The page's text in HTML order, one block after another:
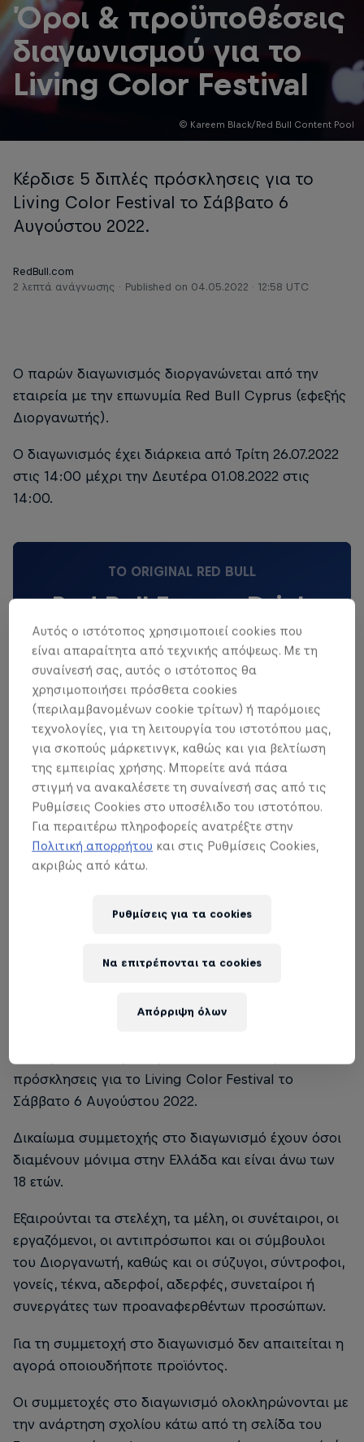
© Kareem Black/Red Bull Content Pool
Όροι & προϋποθέσεις
διαγωνισμού για το
Living Color Festival
Κέρδισε 5 διπλές πρόσκλησεις για το
Living Color Festival το Σάββατο 6
Αυγούστου 2022.
RedBull.com
2 λεπτά ανάγνωσης
Published on 04.05.2022 · 12:58 UTC
Ο παρών διαγωνισμός διοργανώνεται από την
εταιρεία με την επωνυμία Red Bull Cyprus (εφεξής
Διοργανωτής).
Ο διαγωνισμός έχει διάρκεια από Τρίτη 26.07.2022
στις 14:00 μέχρι την Δευτέρα 01.08.2022 στις
14:00.
TO ORIGINAL RED BULL
Red Bull Energy Drink
Δες περισσότερα
πρόσκλησεις για το Living Color Festival το
Σάββατο 6 Αυγούστου 2022.
Δικαίωμα συμμετοχής στο διαγωνισμό έχουν όσοι
διαμένουν μόνιμα στην Ελλάδα και είναι άνω των
18 ετών.
Εξαιρούνται τα στελέχη, τα μέλη, οι συνέταιροι, οι
εργαζόμενοι, οι αντιπρόσωποι και οι σύμβουλοι
του Διοργανωτή, καθώς και οι σύζυγοι, σύντροφοι,
γονείς, τέκνα, αδερφοί, αδερφές, συνεταίροι ή
συνεργάτες των προαναφερθέντων προσώπων.
Για τη συμμετοχή στο διαγωνισμό δεν απαιτείται η
αγορά οποιουδήποτε προϊόντος.
Οι συμμετοχές στο διαγωνισμό ολοκληρώνονται με
την ανάρτηση σχολίου κάτω από τη σελίδα του
Αυτός ο ιστότοπος χρησιμοποιεί cookies που
είναι απαραίτητα από τεχνικής απόψεως. Με τη
συναίνεσή σας, αυτός ο ιστότοπος θα
χρησιμοποιήσει πρόσθετα cookies
(περιλαμβανομένων cookie τρίτων) ή παρόμοιες
τεχνολογίες, για τη λειτουργία του ιστοτόπου μας,
για σκοπούς μάρκετινγκ, καθώς και για βελτίωση
της εμπειρίας χρήσης. Μπορείτε ανά πάσα
στιγμή να ανακαλέσετε τη συναίνεσή σας από τις
Ρυθμίσεις Cookies στο υποσέλιδο του ιστοτόπου.
Για περαιτέρω πληροφορείς ανατρέξτε στην
Πολιτική απορρήτου και στις Ρυθμίσεις Cookies,
ακριβώς από κάτω.
Ρυθμίσεις για τα cookies
Απόρριψη όλων
Να επιτρέπονται τα cookies